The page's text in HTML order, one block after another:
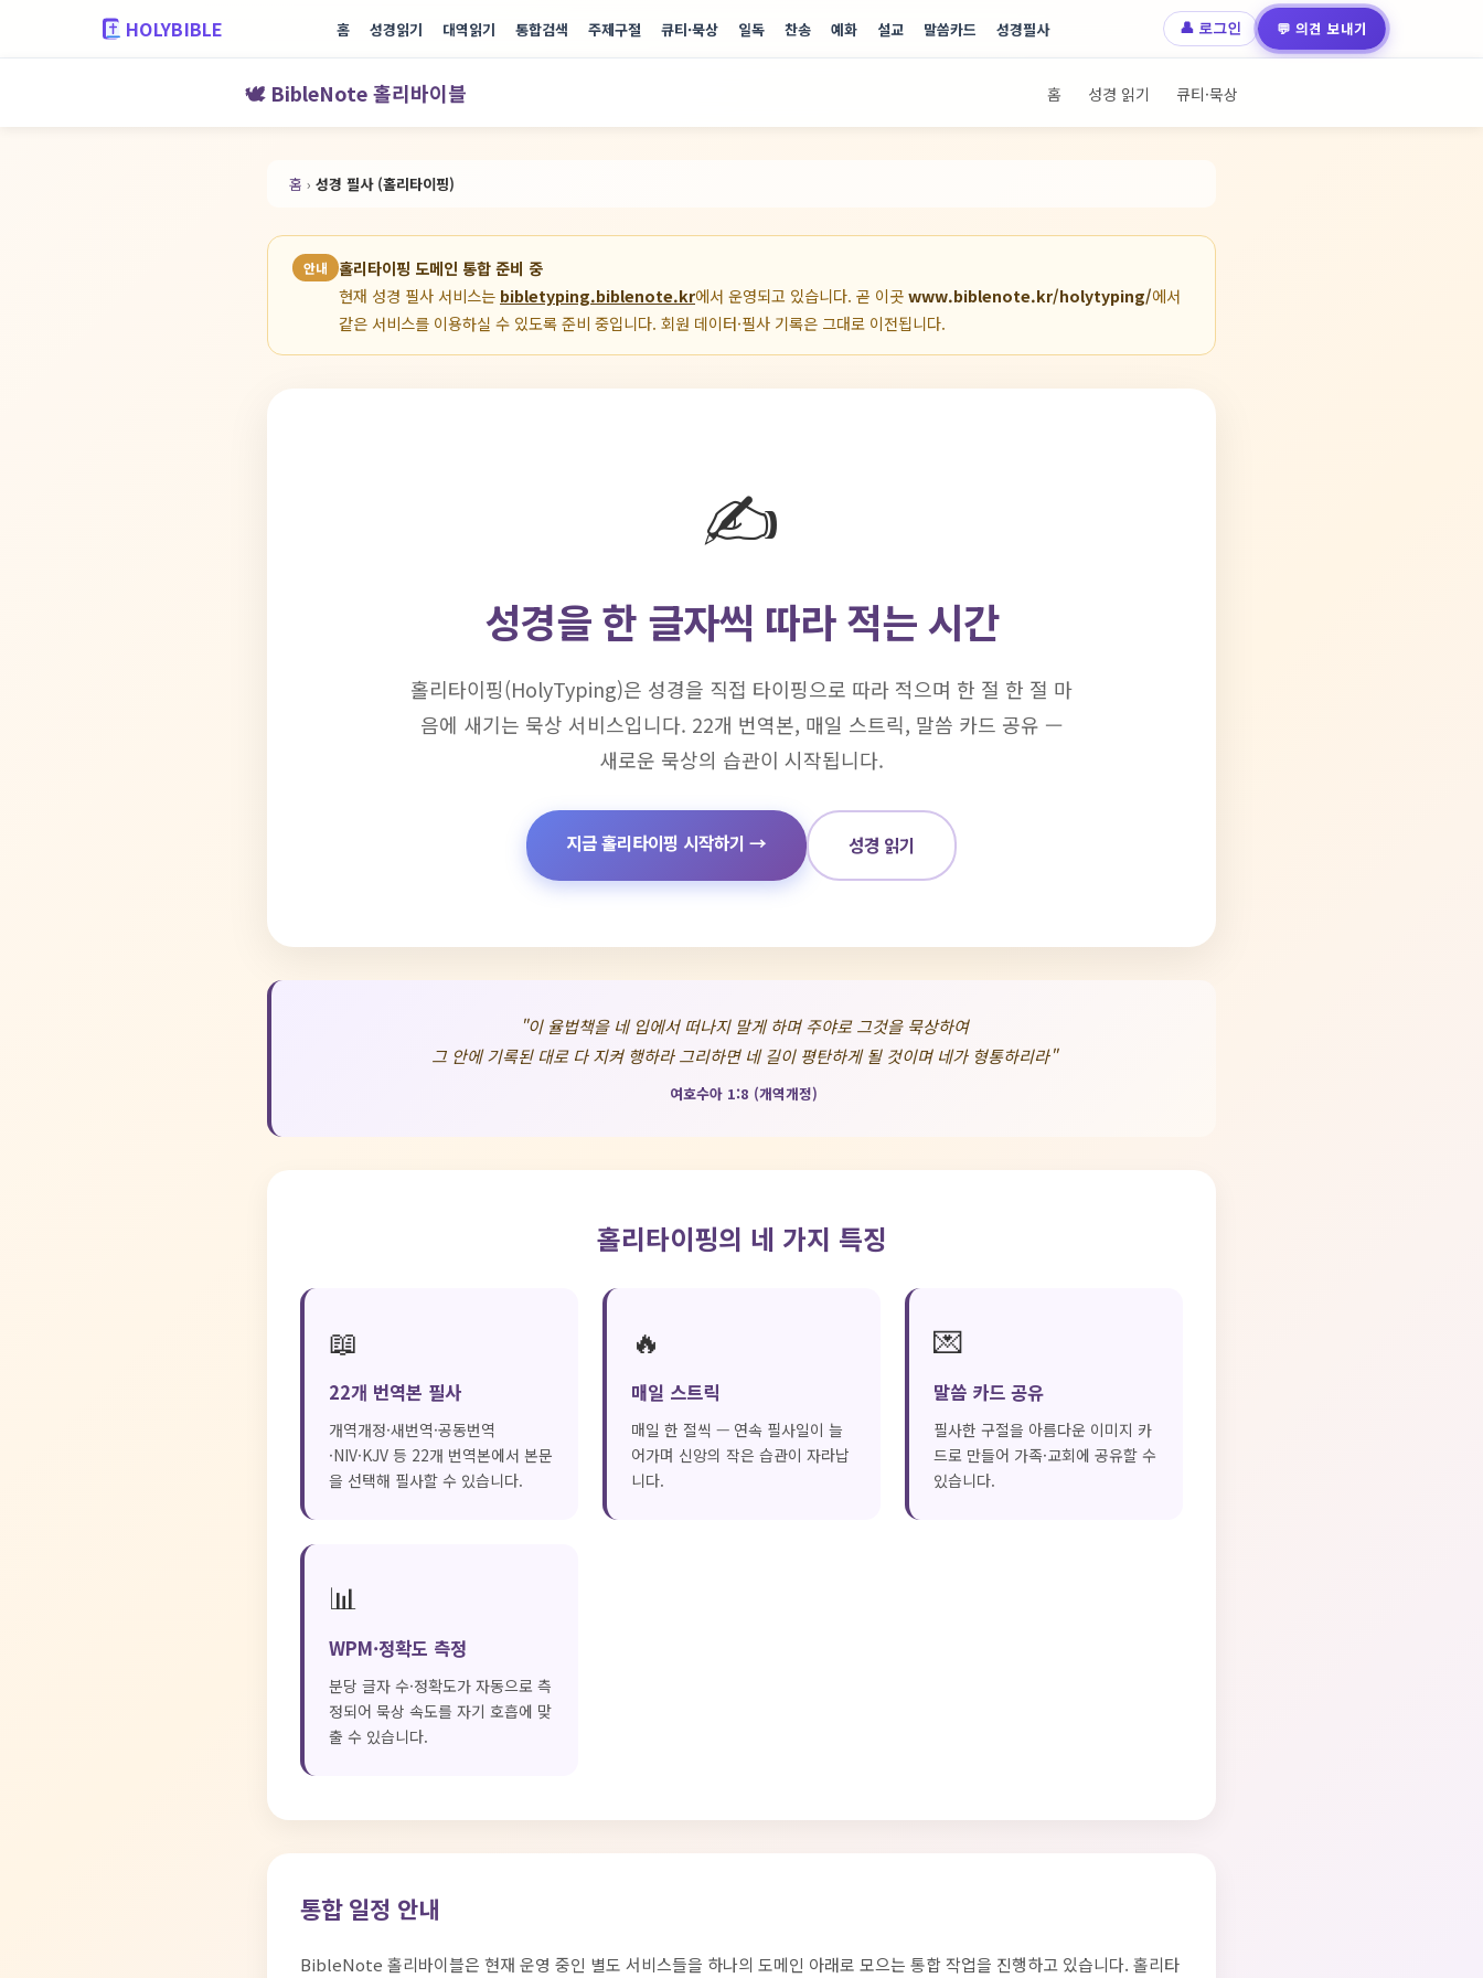
HOLYBIBLE 홈 성경읽기 대역읽기 통합검색 주제구절 큐티·묵상 일독 찬송 예화 설교 말씀카드 성경필사 👤 로그인 💬 의견 보내기
🕊️ BibleNote 홀리바이블 홈 성경 읽기 큐티·묵상
홈 › 성경 필사 (홀리타이핑)
안내
홀리타이핑 도메인 통합 준비 중
현재 성경 필사 서비스는 bibletyping.biblenote.kr에서 운영되고 있습니다. 곧 이곳www.biblenote.kr/holytyping/에서
같은 서비스를 이용하실 수 있도록 준비 중입니다. 회원 데이터·필사 기록은 그대로 이전됩니다.
✍️
성경을 한 글자씩 따라 적는 시간
홀리타이핑(HolyTyping)은 성경을 직접 타이핑으로 따라 적으며 한 절 한 절 마
음에 새기는 묵상 서비스입니다. 22개 번역본, 매일 스트릭, 말씀 카드 공유 —
새로운 묵상의 습관이 시작됩니다.
지금 홀리타이핑 시작하기 → 성경 읽기
"이 율법책을 네 입에서 떠나지 말게 하며 주야로 그것을 묵상하여
그 안에 기록된 대로 다 지켜 행하라 그리하면 네 길이 평탄하게 될 것이며 네가 형통하리라"
여호수아 1:8 (개역개정)
홀리타이핑의 네 가지 특징
📖
22개 번역본 필사
개역개정·새번역·공동번역
·NIV·KJV 등 22개 번역본에서 본문
을 선택해 필사할 수 있습니다.
🔥
매일 스트릭
매일 한 절씩 — 연속 필사일이 늘
어가며 신앙의 작은 습관이 자라납
니다.
💌
말씀 카드 공유
필사한 구절을 아름다운 이미지 카
드로 만들어 가족·교회에 공유할 수
있습니다.
📊
WPM·정확도 측정
분당 글자 수·정확도가 자동으로 측
정되어 묵상 속도를 자기 호흡에 맞
출 수 있습니다.
통합 일정 안내
BibleNote 홀리바이블은 현재 운영 중인 별도 서비스들을 하나의 도메인 아래로 모으는 통합 작업을 진행하고 있습니다. 홀리타